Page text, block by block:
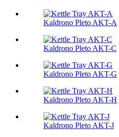
Kaldrono Pleto AKT-A
Kaldrono Pleto AKT-C
Kaldrono Pleto AKT-G
Kaldrono Pleto AKT-H
Kaldrono Pleto AKT-J